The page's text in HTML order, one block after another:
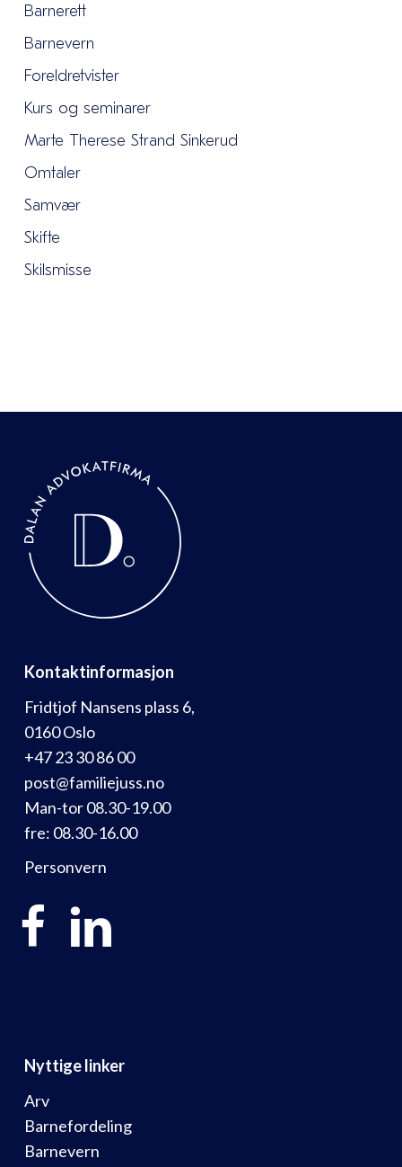
Barnerett
Barnevern
Foreldretvister
Kurs og seminarer
Marte Therese Strand Sinkerud
Omtaler
Samvær
Skifte
Skilsmisse
Kontaktinformasjon
Fridtjof Nansens plass 6,
0160 Oslo
+47 23 30 86 00
post@familiejuss.no
Man-tor 08.30-19.00
fre: 08.30-16.00
Personvern
Nyttige linker
Arv
Barnefordeling
Barnevern